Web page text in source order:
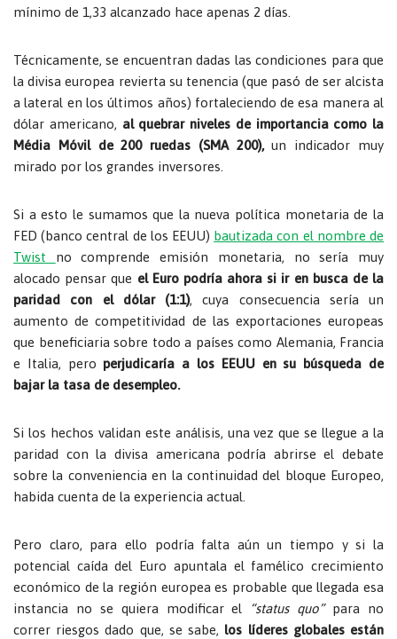
mínimo de 1,33 alcanzado hace apenas 2 días.
Técnicamente, se encuentran dadas las condiciones para que
la divisa europea revierta su tenencia (que pasó de ser alcista
a lateral en los últimos años) fortaleciendo de esa manera al
dólar americano, al quebrar niveles de importancia como la
Média Móvil de 200 ruedas (SMA 200),un indicador muy
mirado por los grandes inversores.
Si a esto le sumamos que la nueva política monetaria de la
FED (banco central de los EEUU) bautizada con el nombre de
Twist no comprende emisión monetaria, no sería muy
alocado pensar que el Euro podría ahora si ir en busca de la
paridad con el dólar (1:1), cuya consecuencia sería un
aumento de competitividad de las exportaciones europeas
que beneficiaria sobre todo a países como Alemania, Francia
e Italia, peroperjudicaría a los EEUU en su búsqueda de
bajar la tasa de desempleo.
Si los hechos validan este análisis, una vez que se llegue a la
paridad con la divisa americana podría abrirse el debate
sobre la conveniencia en la continuidad del bloque Europeo,
habida cuenta de la experiencia actual.
Pero claro, para ello podría falta aún un tiempo y si la
potencial caída del Euro apuntala el famélico crecimiento
económico de la región europea es probable que llegada esa
instancia no se quiera modificar el “status quo”para no
correr riesgos dado que, se sabe, los líderes globales están